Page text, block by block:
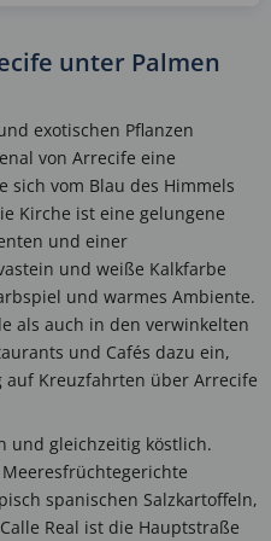
unter Palmen
exotischen Pflanzen
von Arrecife eine
sich vom Blau des Himmels
Kirche ist eine gelungene
und einer
und weiße Kalkfarbe
und warmes Ambiente.
als auch in den verwinkelten
und Cafés dazu ein,
Kreuzfahrten über Arrecife
und gleichzeitig köstlich.
spanischen Salzkartoffeln,
Real ist die Hauptstraße